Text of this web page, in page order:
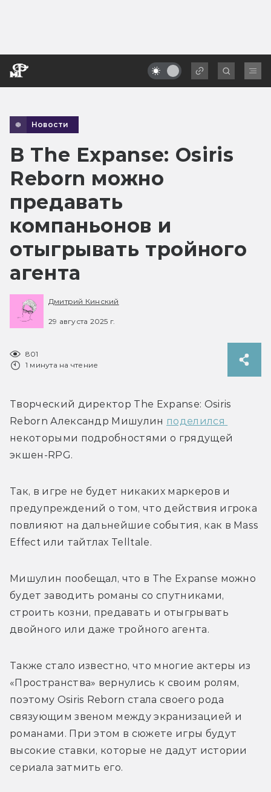
Новости
В The Expanse: Osiris
Reborn можно
предавать
компаньонов и
отыгрывать тройного
агента
Дмитрий Кинский
29 августа 2025 г.
801
1 минута на чтение
Творческий директор The Expanse: Osiris
Reborn Александр Мишулин
некоторыми подробностями о грядущей
экшен-RPG.
Так, в игре не будет никаких маркеров и
предупреждений о том, что действия игрока
повлияют на дальнейшие события, как в Mass
Effect или тайтлах Telltale.
Мишулин пообещал, что в The Expanse можно
будет заводить романы со спутниками,
строить козни, предавать и отыгрывать
двойного или даже тройного агента.
Также стало известно, что многие актеры из
«Пространства» вернулись к своим ролям,
поэтому Osiris Reborn стала своего рода
связующим звеном между экранизацией и
романами. При этом в сюжете игры будут
высокие ставки, которые не дадут истории
сериала затмить его.